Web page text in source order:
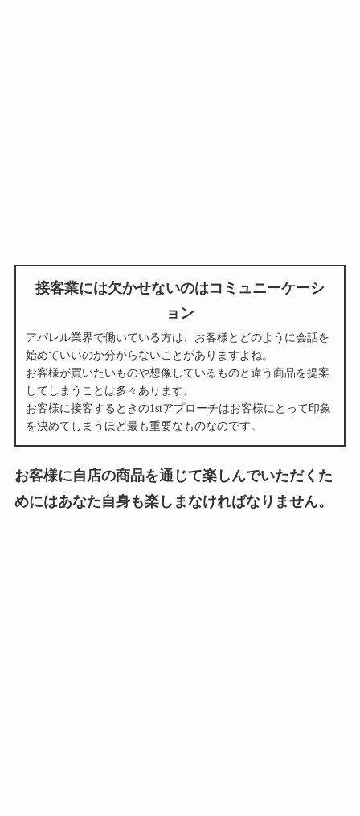
接客業には欠かせないのはコミュニーケーシ
ョン
アパレル業界で働いている方は、お客様とどのように会話を
始めていいのか分からないことがありますよね。
お客様が買いたいものや想像しているものと違う商品を提案
してしまうことは多々あります。
お客様に接客するときの1stアプローチはお客様にとって印象
を決めてしまうほど最も重要なものなのです。
お客様に自店の商品を通じて楽しんでいただくた
めにはあなた自身も楽しまなければなりません。